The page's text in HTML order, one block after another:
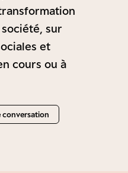
sur
et
cours ou à
conversation